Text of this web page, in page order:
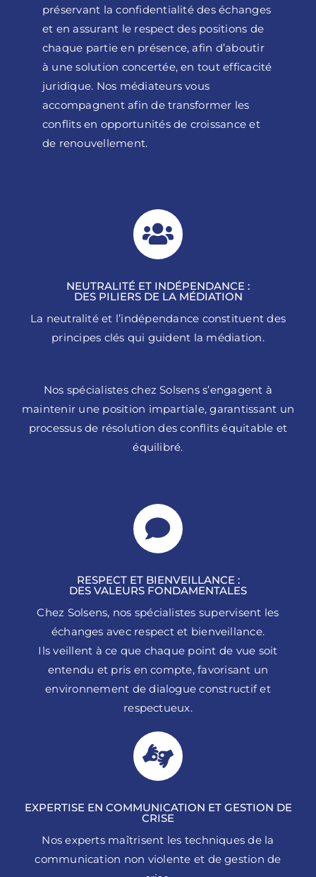
préservant la confidentialité des échanges
et en assurant le respect des positions de
chaque partie en présence, afin d’aboutir
à une solution concertée, en tout efficacité
juridique. Nos médiateurs vous
accompagnent afin de transformer les
conflits en opportunités de croissance et
de renouvellement.
NEUTRALITÉ ET INDÉPENDANCE :
DES PILIERS DE LA MÉDIATION
La neutralité et l’indépendance constituent des
principes clés qui guident la médiation.
Nos spécialistes chez Solsens s’engagent à
maintenir une position impartiale, garantissant un
processus de résolution des conflits équitable et
équilibré.
RESPECT ET BIENVEILLANCE :
DES VALEURS FONDAMENTALES
Chez Solsens, nos spécialistes supervisent les
échanges avec respect et bienveillance.
Ils veillent à ce que chaque point de vue soit
entendu et pris en compte, favorisant un
environnement de dialogue constructif et
respectueux.
EXPERTISE EN COMMUNICATION ET GESTION DE
CRISE
Nos experts maîtrisent les techniques de la
communication non violente et de gestion de